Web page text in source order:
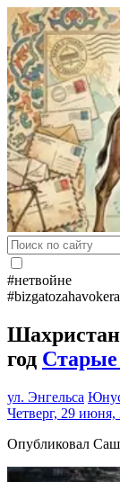
#нетвойне
год
ул. Энгельса
Четверг, 29 июня,
Опубликовал